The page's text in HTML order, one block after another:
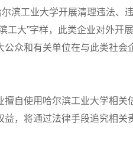
尔滨工业大学开展清理违法、
工大”字样，此类企业对外开
众和有关单位在与此类社
使用哈尔滨工业大学相关
，将通过法律手段追究相关